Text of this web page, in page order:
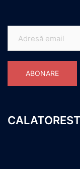
email
ABONARE